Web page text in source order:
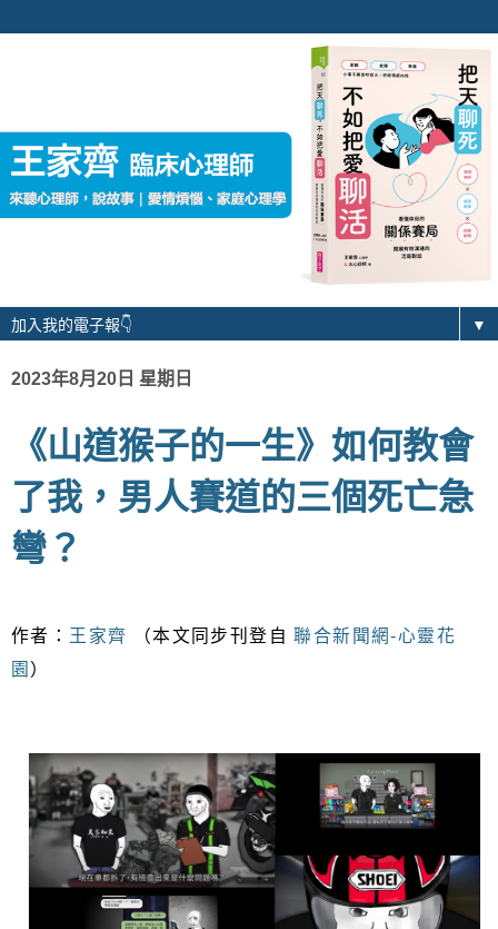
▼
2023年8月20日 星期日
《山道猴子的一生》如何教會
了我，男人賽道的三個死亡急
彎？
作者： 王家齊 （本文同步刊登自聯合新聞網-心靈花
園 ）